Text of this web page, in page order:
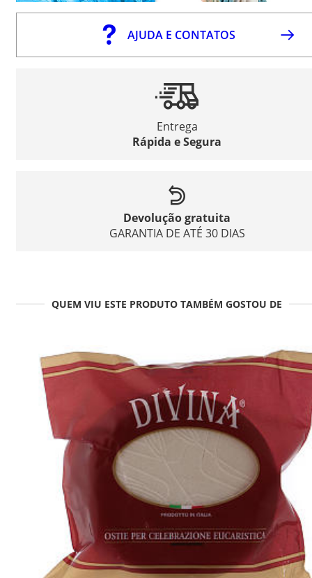
AJUDA E CONTATOS
Entrega
Rápida e Segura
Devolução gratuita
GARANTIA DE ATÉ 30 DIAS
QUEM VIU ESTE PRODUTO TAMBÉM GOSTOU DE